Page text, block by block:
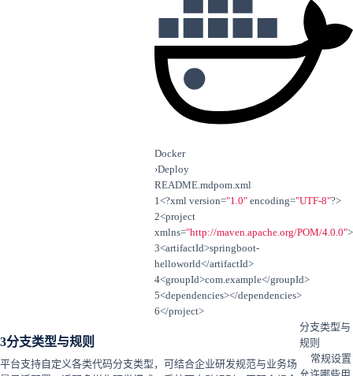
Docker
›Deploy
README.mdpom.xml
1<?xml version="1.0" encoding="UTF-8"?>
2<project
xmlns="http://maven.apache.org/POM/4.0.0">
3<artifactId>springboot-
helloworld</artifactId>
4<groupId>com.example</groupId>
5<dependencies></dependencies>
6</project>
3分支类型与规则
平台支持自定义各类代码分支类型，可结合企业研发规范与业务场
分支类型与
规则
常规设置